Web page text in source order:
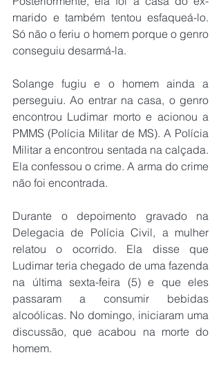
marido e também tentou esfaqueá-lo.
Só não o feriu o homem porque o genro
conseguiu desarmá-la.
Solange fugiu e o homem ainda a
perseguiu. Ao entrar na casa, o genro
encontrou Ludimar morto e acionou a
PMMS (Polícia Militar de MS). A Polícia
Militar a encontrou sentada na calçada.
Ela confessou o crime. A arma do crime
não foi encontrada.
Durante o depoimento gravado na
Delegacia de Polícia Civil, a mulher
relatou o ocorrido. Ela disse que
Ludimar teria chegado de uma fazenda
na última sexta-feira (5) e que eles
passaram a consumir bebidas
alcoólicas. No domingo, iniciaram uma
discussão, que acabou na morte do
homem.